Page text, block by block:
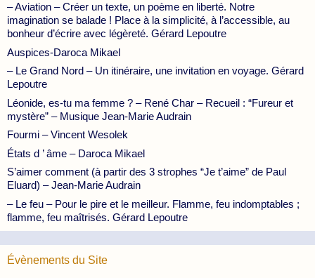
– Aviation – Créer un texte, un poème en liberté. Notre
imagination se balade ! Place à la simplicité, à l’accessible, au
bonheur d’écrire avec légèreté. Gérard Lepoutre
Auspices-Daroca Mikael
– Le Grand Nord – Un itinéraire, une invitation en voyage. Gérard
Lepoutre
Léonide, es-tu ma femme ? – René Char – Recueil : “Fureur et
mystère” – Musique Jean-Marie Audrain
Fourmi – Vincent Wesolek
États d ’ âme – Daroca Mikael
S’aimer comment (à partir des 3 strophes “Je t’aime” de Paul
Eluard) – Jean-Marie Audrain
– Le feu – Pour le pire et le meilleur. Flamme, feu indomptables ;
flamme, feu maîtrisés. Gérard Lepoutre
Évènements du Site